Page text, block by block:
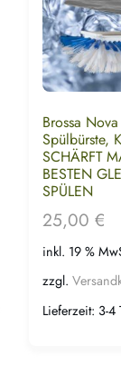
Brossa
Spülbürste,
SCHÄRFT
BESTEN
SPÜLEN
25,00 €
inkl. 19 %
zzgl.
Lieferzeit: 3-4